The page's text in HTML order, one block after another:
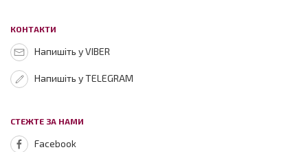
КОНТАКТИ
Напишіть у VIBER
Напишіть у TELEGRAM
СТЕЖТЕ ЗА НАМИ
Facebook